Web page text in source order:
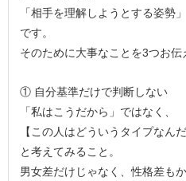
「相手を理解しようとする姿勢」
です。
そのために大事なことを3つお伝
① 自分基準だけで判断しない
「私はこうだから」ではなく、
【この人はどういうタイプなんだ
と考えてみること。
男女差だけじゃなく、性格差も